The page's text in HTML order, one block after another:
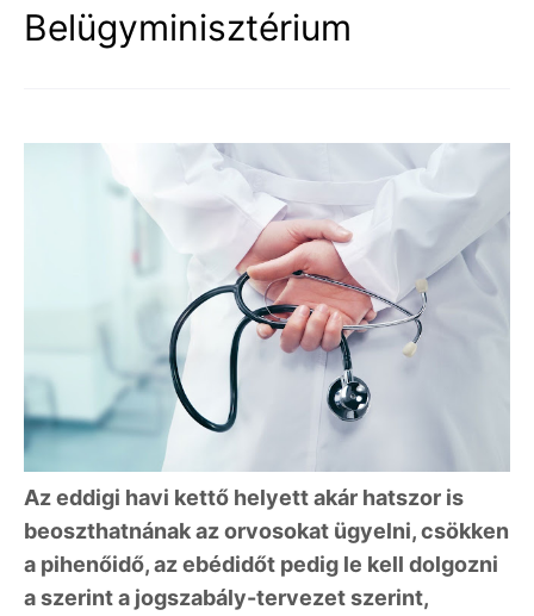
Belügyminisztérium
Az eddigi havi kettő helyett akár hatszor is
beoszthatnának az orvosokat ügyelni, csökken
a pihenőidő, az ebédidőt pedig le kell dolgozni
a szerint a jogszabály-tervezet szerint,